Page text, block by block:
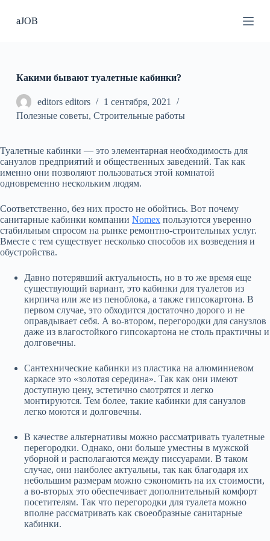
и
aJOB
Какими бывают туалетные кабинки?
editors editors
1 сентября, 2021
Полезные советы, Строительные работы
Туалетные кабинки — это элементарная необходимость для
санузлов предприятий и общественных заведений. Так как
именно они позволяют пользоваться этой комнатой
одновременно нескольким людям.
Соответственно, без них просто не обойтись. Вот почему
санитарные кабинки компании Nomex пользуются уверенно
стабильным спросом на рынке ремонтно-строительных услуг.
Вместе с тем существует несколько способов их возведения и
обустройства.
Давно потерявший актуальность, но в то же время еще
существующий вариант, это кабинки для туалетов из
кирпича или же из пеноблока, а также гипсокартона. В
первом случае, это обходится достаточно дорого и не
оправдывает себя. А во-втором, перегородки для санузлов
даже из влагостойкого гипсокартона не столь практичны и
долговечны.
Сантехнические кабинки из пластика на алюминиевом
каркасе это «золотая середина». Так как они имеют
доступную цену, эстетично смотрятся и легко
монтируются. Тем более, такие кабинки для санузлов
легко моются и долговечны.
В качестве альтернативы можно рассматривать туалетные
перегородки. Однако, они больше уместны в мужской
уборной и располагаются между писсуарами. В таком
случае, они наиболее актуальны, так как благодаря их
небольшим размерам можно сэкономить на их стоимости,
а во-вторых это обеспечивает дополнительный комфорт
посетителям. Так что перегородки для туалета можно
вполне рассматривать как своеобразные санитарные
кабинки.